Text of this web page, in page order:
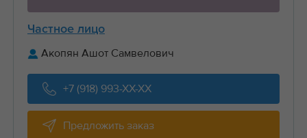
Частное лицо
Акопян Ашот Самвелович
+7 (918) 993-XX-XX
Предложить заказ